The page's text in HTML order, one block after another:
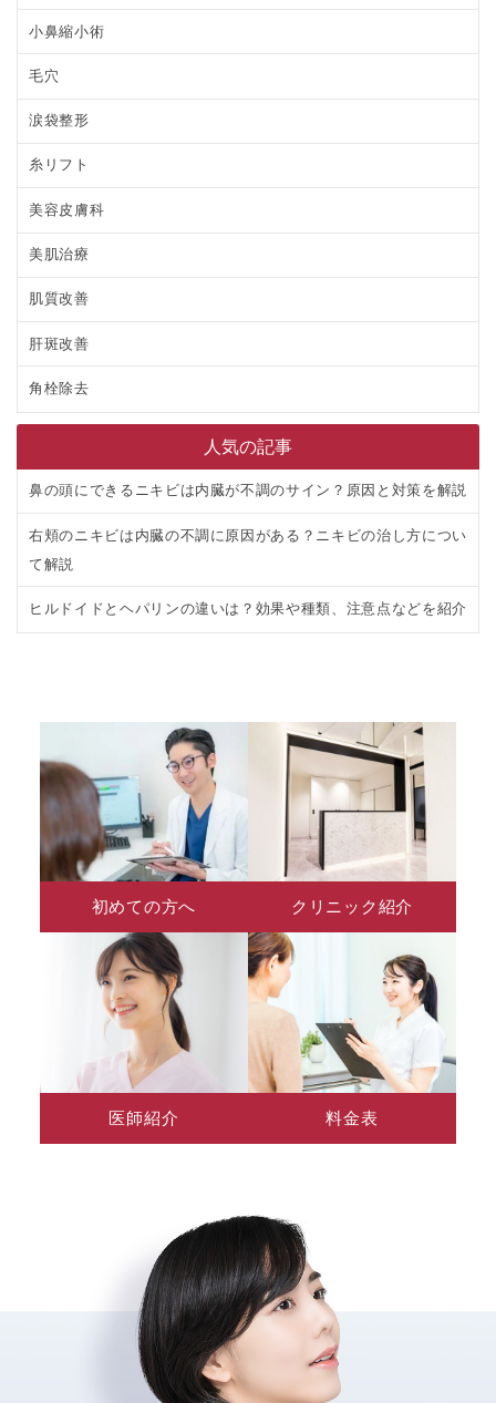
小鼻縮小術
毛穴
涙袋整形
糸リフト
美容皮膚科
美肌治療
肌質改善
肝斑改善
角栓除去
人気の記事
鼻の頭にできるニキビは内臓が不調のサイン？原因と対策を解説
右頬のニキビは内臓の不調に原因がある？ニキビの治し方につい
て解説
ヒルドイドとヘパリンの違いは？効果や種類、注意点などを紹介
初めての方へ クリニック紹介
医師紹介 料金表